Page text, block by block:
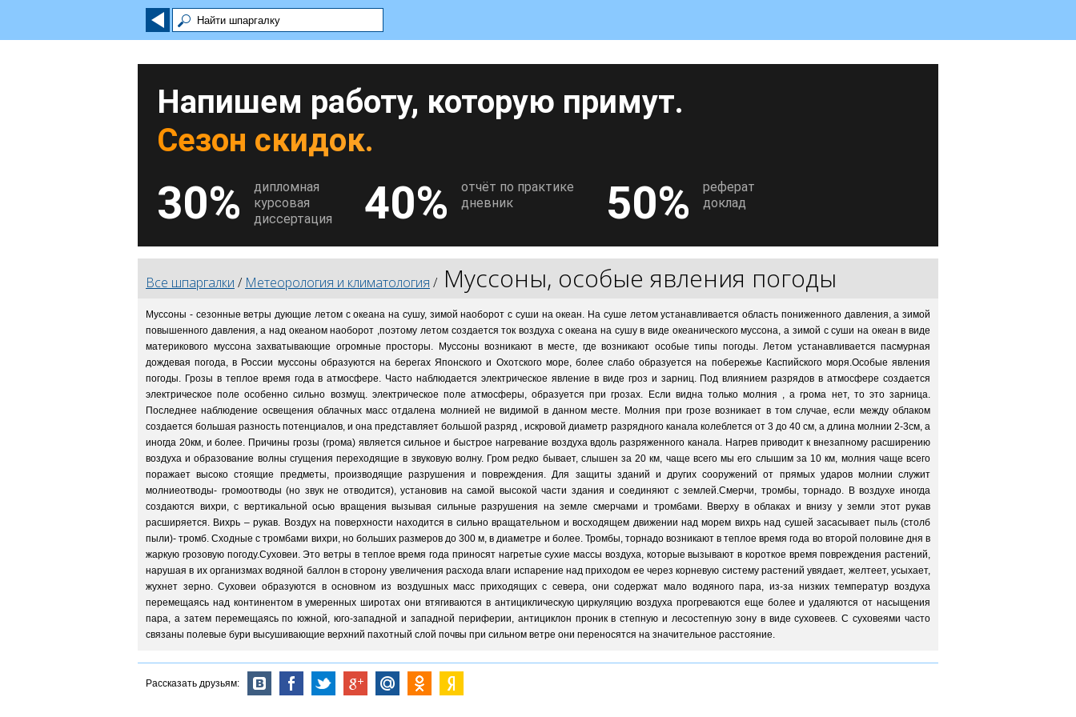
Напишем работу, которую примут.
Сезон скидок.
30%
дипломная
курсовая
диссертация
40%
отчёт по практике
дневник
50%
реферат
доклад
Все шпаргалки / Метеорология и климатология / Муссоны, особые явления погоды
Муссоны - сезонные ветры дующие летом с океана на сушу, зимой наоборот с суши на океан. На суше летом устанавливается область пониженного давления, а зимой
повышенного давления, а над океаном наоборот ,поэтому летом создается ток воздуха с океана на сушу в виде океанического муссона, а зимой с суши на океан в виде
материкового муссона захватывающие огромные просторы. Муссоны возникают в месте, где возникают особые типы погоды. Летом устанавливается пасмурная
дождевая погода, в России муссоны образуются на берегах Японского и Охотского море, более слабо образуется на побережье Каспийского моря.Особые явления
погоды. Грозы в теплое время года в атмосфере. Часто наблюдается электрическое явление в виде гроз и зарниц. Под влиянием разрядов в атмосфере создается
электрическое поле особенно сильно возмущ. электрическое поле атмосферы, образуется при грозах. Если видна только молния , а грома нет, то это зарница.
Последнее наблюдение освещения облачных масс отдалена молнией не видимой в данном месте. Молния при грозе возникает в том случае, если между облаком
создается большая разность потенциалов, и она представляет большой разряд , искровой диаметр разрядного канала колеблется от 3 до 40 см, а длина молнии 2-3см, а
иногда 20км, и более. Причины грозы (грома) является сильное и быстрое нагревание воздуха вдоль разряженного канала. Нагрев приводит к внезапному расширению
воздуха и образование волны сгущения переходящие в звуковую волну. Гром редко бывает, слышен за 20 км, чаще всего мы его слышим за 10 км, молния чаще всего
поражает высоко стоящие предметы, производящие разрушения и повреждения. Для защиты зданий и других сооружений от прямых ударов молнии служит
молниеотводы- громоотводы (но звук не отводится), установив на самой высокой части здания и соединяют с землей.Смерчи, тромбы, торнадо. В воздухе иногда
создаются вихри, с вертикальной осью вращения вызывая сильные разрушения на земле смерчами и тромбами. Вверху в облаках и внизу у земли этот рукав
расширяется. Вихрь – рукав. Воздух на поверхности находится в сильно вращательном и восходящем движении над морем вихрь над сушей засасывает пыль (столб
пыли)- тромб. Сходные с тромбами вихри, но больших размеров до 300 м, в диаметре и более. Тромбы, торнадо возникают в теплое время года во второй половине дня в
жаркую грозовую погоду.Суховеи. Это ветры в теплое время года приносят нагретые сухие массы воздуха, которые вызывают в короткое время повреждения растений,
нарушая в их организмах водяной баллон в сторону увеличения расхода влаги испарение над приходом ее через корневую систему растений увядает, желтеет, усыхает,
жухнет зерно. Суховеи образуются в основном из воздушных масс приходящих с севера, они содержат мало водяного пара, из-за низких температур воздуха
перемещаясь над континентом в умеренных широтах они втягиваются в антициклическую циркуляцию воздуха прогреваются еще более и удаляются от насыщения
пара, а затем перемещаясь по южной, юго-западной и западной периферии, антициклон проник в степную и лесостепную зону в виде суховеев. С суховеями часто
связаны полевые бури высушивающие верхний пахотный слой почвы при сильном ветре они переносятся на значительное расстояние.
Рассказать друзьям: